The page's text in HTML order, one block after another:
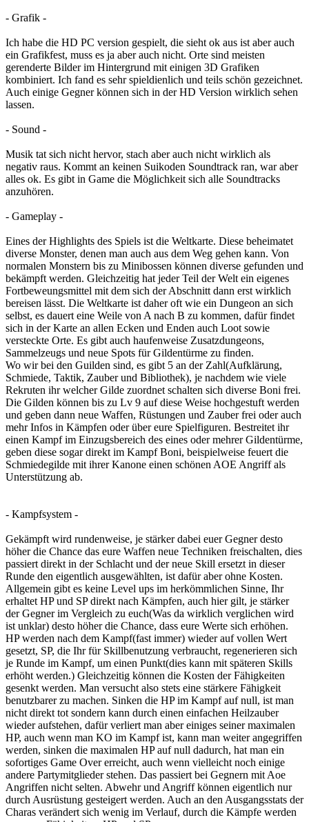
- Grafik -
Ich habe die HD PC version gespielt, die sieht ok aus ist aber auch
ein Grafikfest, muss es ja aber auch nicht. Orte sind meisten
gerenderte Bilder im Hintergrund mit einigen 3D Grafiken
kombiniert. Ich fand es sehr spieldienlich und teils schön gezeichnet.
Auch einige Gegner können sich in der HD Version wirklich sehen
lassen.
- Sound -
Musik tat sich nicht hervor, stach aber auch nicht wirklich als
negativ raus. Kommt an keinen Suikoden Soundtrack ran, war aber
alles ok. Es gibt in Game die Möglichkeit sich alle Soundtracks
anzuhören.
- Gameplay -
Eines der Highlights des Spiels ist die Weltkarte. Diese beheimatet
diverse Monster, denen man auch aus dem Weg gehen kann. Von
normalen Monstern bis zu Minibossen können diverse gefunden und
bekämpft werden. Gleichzeitig hat jeder Teil der Welt ein eigenes
Fortbeweungsmittel mit dem sich der Abschnitt dann erst wirklich
bereisen lässt. Die Weltkarte ist daher oft wie ein Dungeon an sich
selbst, es dauert eine Weile von A nach B zu kommen, dafür findet
sich in der Karte an allen Ecken und Enden auch Loot sowie
versteckte Orte. Es gibt auch haufenweise Zusatzdungeons,
Sammelzeugs und neue Spots für Gildentürme zu finden.
Wo wir bei den Guilden sind, es gibt 5 an der Zahl(Aufklärung,
Schmiede, Taktik, Zauber und Bibliothek), je nachdem wie viele
Rekruten ihr welcher Gilde zuordnet schalten sich diverse Boni frei.
Die Gilden können bis zu Lv 9 auf diese Weise hochgestuft werden
und geben dann neue Waffen, Rüstungen und Zauber frei oder auch
mehr Infos in Kämpfen oder über eure Spielfiguren. Bestreitet ihr
einen Kampf im Einzugsbereich des eines oder mehrer Gildentürme,
geben diese sogar direkt im Kampf Boni, beispielweise feuert die
Schmiedegilde mit ihrer Kanone einen schönen AOE Angriff als
Unterstützung ab.
- Kampfsystem -
Gekämpft wird rundenweise, je stärker dabei euer Gegner desto
höher die Chance das eure Waffen neue Techniken freischalten, dies
passiert direkt in der Schlacht und der neue Skill ersetzt in dieser
Runde den eigentlich ausgewählten, ist dafür aber ohne Kosten.
Allgemein gibt es keine Level ups im herkömmlichen Sinne, Ihr
erhaltet HP und SP direkt nach Kämpfen, auch hier gilt, je stärker
der Gegner im Vergleich zu euch(Was da wirklich verglichen wird
ist unklar) desto höher die Chance, dass eure Werte sich erhöhen.
HP werden nach dem Kampf(fast immer) wieder auf vollen Wert
gesetzt, SP, die Ihr für Skillbenutzung verbraucht, regenerieren sich
je Runde im Kampf, um einen Punkt(dies kann mit späteren Skills
erhöht werden.) Gleichzeitig können die Kosten der Fähigkeiten
gesenkt werden. Man versucht also stets eine stärkere Fähigkeit
benutzbarer zu machen. Sinken die HP im Kampf auf null, ist man
nicht direkt tot sondern kann durch einen einfachen Heilzauber
wieder aufstehen, dafür verliert man aber einiges seiner maximalen
HP, auch wenn man KO im Kampf ist, kann man weiter angegriffen
werden, sinken die maximalen HP auf null dadurch, hat man ein
sofortiges Game Over erreicht, auch wenn vielleicht noch einige
andere Partymitglieder stehen. Das passiert bei Gegnern mit Aoe
Angriffen nicht selten. Abwehr und Angriff können eigentlich nur
durch Ausrüstung gesteigert werden. Auch an den Ausgangsstats der
Charas verändert sich wenig im Verlauf, durch die Kämpfe werden